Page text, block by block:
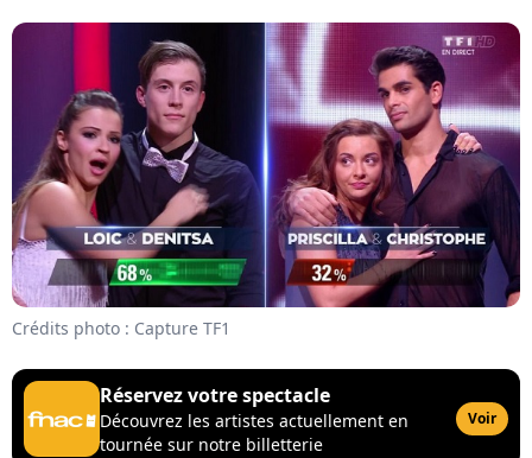
Crédits photo : Capture TF1
Réservez votre spectacle
Découvrez les artistes actuellement en
tournée sur notre billetterie
Voir